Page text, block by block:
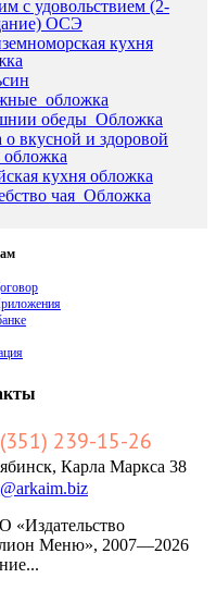
с удовольствием (2-
ОСЭ
кухня
обеды_Обложка
о вкусной и здоровой
кухня обложка
чая_Обложка
239-15-26
Карла Маркса 38
Меню», 2007—2026